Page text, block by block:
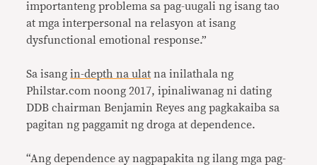
importanteng problema sa pag-uugali ng isang tao
at mga interpersonal na relasyon at isang
dysfunctional emotional response.”
Sa isangin-depth na ulat na inilathala ng
Philstar.com noong 2017, ipinaliwanag ni dating
DDB chairman Benjamin Reyes ang pagkakaiba sa
pagitan ng paggamit ng droga at dependence.
“Ang dependence ay nagpapakita ng ilang mga pag-